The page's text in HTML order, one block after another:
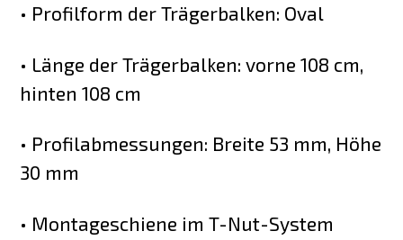
• Profilform der Trägerbalken: Oval
• Länge der Trägerbalken: vorne 108 cm,
hinten 108 cm
• Profilabmessungen: Breite 53 mm, Höhe
30 mm
• Montageschiene im T-Nut-System